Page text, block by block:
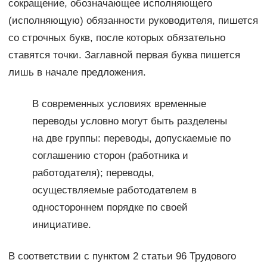
сокращение, обозначающее исполняющего
(исполняющую) обязанности руководителя, пишется
со строчных букв, после которых обязательно
ставятся точки. Заглавной первая буква пишется
лишь в начале предложения.
В современных условиях временные
переводы условно могут быть разделены
на две группы: переводы, допускаемые по
соглашению сторон (работника и
работодателя); переводы,
осуществляемые работодателем в
одностороннем порядке по своей
инициативе.
В соответствии с пунктом 2 статьи 96 Трудового